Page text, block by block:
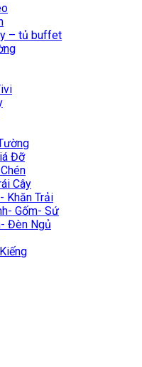
– tủ buffet
Đỡ
Cây
Khăn Trải
Gốm- Sứ
Đèn Ngủ